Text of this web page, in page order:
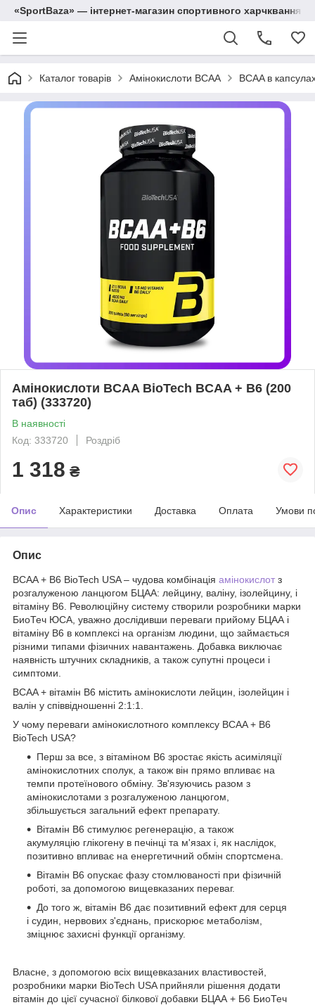
«SportBaza» — інтернет-магазин спортивного харчквання
Каталог товарів Амінокислоти BCAA BCAA в
Амінокислоти BCAA BioTech BCAA + B6 (200
таб) (333720)
В наявності
Код: 333720
Роздріб
1 318 ₴
Опис Характеристики Доставка Оплата Умови
Опис
BCAA + B6 BioTech USA – чудова комбінація амінокислот з
розгалуженою ланцюгом БЦАА: лейцину, валіну, ізолейцину, і
вітаміну В6. Революційну систему створили розробники марки
БиоТеч ЮСА, уважно дослідивши переваги прийому БЦАА і
вітаміну В6 в комплексі на організм людини, що займається
різними типами фізичних навантажень. Добавка виключає
наявність штучних складників, а також супутні процеси і
симптоми.
BCAA + вітамін B6 містить амінокислоти лейцин, ізолейцин і
валін у співвідношенні 2:1:1.
У чому переваги амінокислотного комплексу BCAA + B6
BioTech USA?
Перш за все, з вітаміном В6 зростає якість асиміляції
амінокислотних сполук, а також він прямо впливає на
темпи протеїнового обміну. Зв'язуючись разом з
амінокислотами з розгалуженою ланцюгом,
збільшується загальний ефект препарату.
Вітамін В6 стимулює регенерацію, а також
акумуляцію глікогену в печінці та м'язах і, як наслідок,
позитивно впливає на енергетичний обмін спортсмена.
Вітамін В6 опускає фазу стомлюваності при фізичній
роботі, за допомогою вищевказаних переваг.
До того ж, вітамін В6 дає позитивний ефект для серця
і судин, нервових з'єднань, прискорює метаболізм,
зміцнює захисні функції організму.
Власне, з допомогою всіх вищевказаних властивостей,
розробники марки BioTech USA прийняли рішення додати
вітамін до цієї сучасної білкової добавки БЦАА + Б6 БиоТеч